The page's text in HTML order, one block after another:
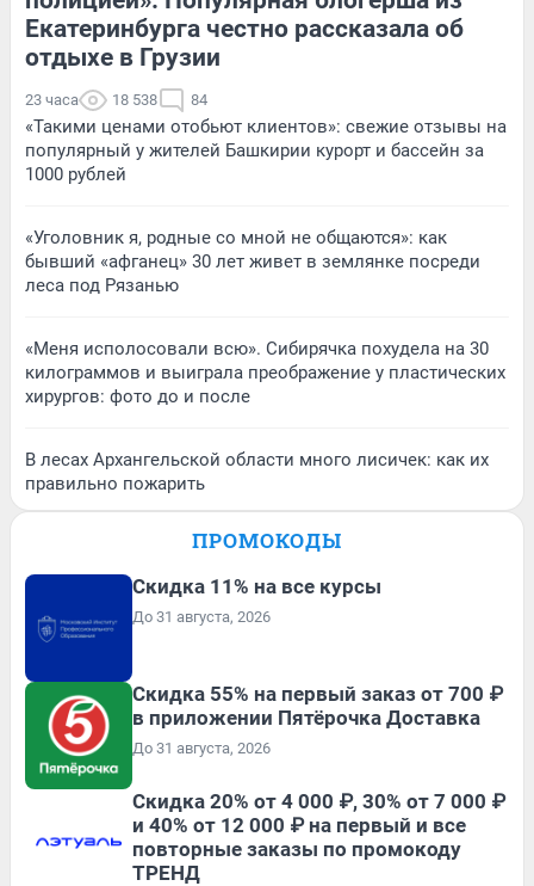
Екатеринбурга честно рассказала об
отдыхе в Грузии
23 часа 18 538 84
«Такими ценами отобьют клиентов»: свежие отзывы на
популярный у жителей Башкирии курорт и бассейн за
1000 рублей
«Уголовник я, родные со мной не общаются»: как
бывший «афганец» 30 лет живет в землянке посреди
леса под Рязанью
«Меня исполосовали всю». Сибирячка похудела на 30
килограммов и выиграла преображение у пластических
хирургов: фото до и после
В лесах Архангельской области много лисичек: как их
правильно пожарить
ПРОМОКОДЫ
Скидка 11% на все курсы
До 31 августа, 2026
Скидка 55% на первый заказ от 700 ₽
в приложении Пятёрочка Доставка
До 31 августа, 2026
Скидка 20% от 4 000 ₽, 30% от 7 000 ₽
и 40% от 12 000 ₽ на первый и все
повторные заказы по промокоду
ТРЕНД